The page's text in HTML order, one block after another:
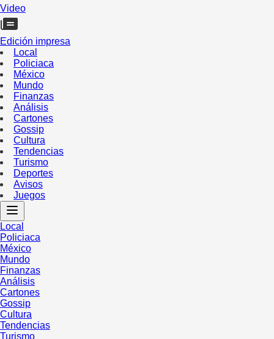
Video
Edición impresa
Local
Policiaca
México
Mundo
Finanzas
Análisis
Cartones
Gossip
Cultura
Tendencias
Turismo
Deportes
Avisos
Juegos
Local
Policiaca
México
Mundo
Finanzas
Análisis
Cartones
Gossip
Cultura
Tendencias
Turismo